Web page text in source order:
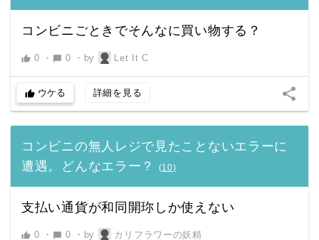
コンビニごときでそんなに買い物する？
thumb_up 0 ・ chat_bubble 0 ・ by Let It C
thumb_up ウケる 詳細を見る share
コンビニの無人レジで見たことないエラーに
遭遇。どんなエラー？
(10)
支払い通貨が和同開珎しか使えない
thumb_up 0 ・ chat_bubble 0 ・ by カリフラワーの妖精